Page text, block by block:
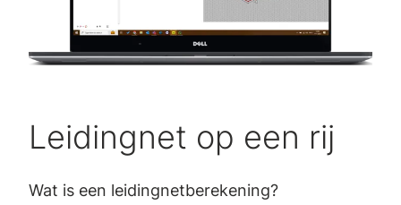
Leidingnet op een rij
Wat is een leidingnetberekening?